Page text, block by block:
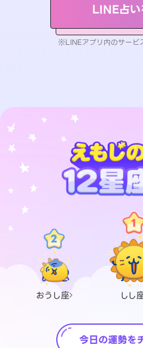
LINE占い
※LINEアプリ内のサービ
おうし座 しし